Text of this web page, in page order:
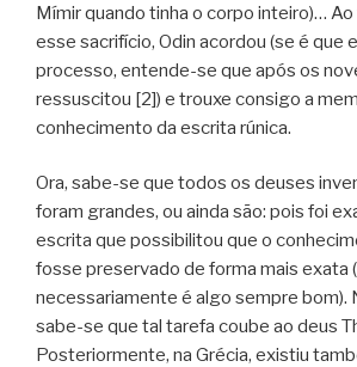
Mímir quando tinha o corpo inteiro)…
esse sacrifício, Odin acordou (se é que
processo, entende-se que após os
ressuscitou [2]) e trouxe consigo a
conhecimento da escrita rúnica.
Ora, sabe-se que todos os deuses
foram grandes, ou ainda são: pois foi
escrita que possibilitou que o
fosse preservado de forma mais exata
necessariamente é algo sempre bom).
sabe-se que tal tarefa coube ao deus
Posteriormente, na Grécia, existiu